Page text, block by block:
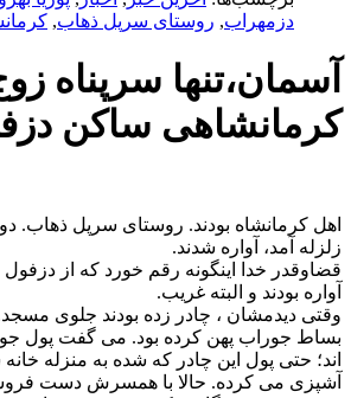
دزمهراب,روستای سرپل ذهاب ,کرمانشاه,
سرپناه زوج
ساکن
بودند. روستای سرپل ذهاب. دوسال
آمد، آواره شدند.
خدا اینگونه رقم خورد که از دزفول سر در
بودند و البته غریب.
دیدمشان ، چادر زده بودند جلوی مسجد.
جوراب پهن کرده بود. می گفت پول جوراب
حتی پول این چادر که شده به منزله خانه شان.
می کرده. حالا با همسرش دست فروشی